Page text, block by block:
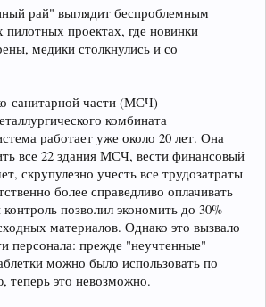
рай" выглядит беспроблемным
пилотных проектах, где новинки
медики столкнулись и со
санитарной части (МСЧ)
комбината
работает уже около 20 лет. Она
все 22 здания МСЧ, вести финансовый
скрупулезно учесть все трудозатраты
более справедливо оплачивать
позволил экономить до 30%
материалов. Однако это вызвало
персонала: прежде "неучтенные"
можно было использовать по
теперь это невозможно.